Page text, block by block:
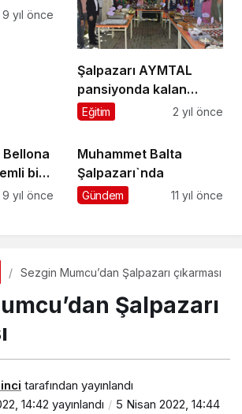
9 yıl önce
Şalpazarı AYMTAL
pansiyonda kalan
öğrenciler yararına
Eğitim 2 yıl önce
Bellona
bir
9 yıl önce
Muhammet Balta
Şalpazarı`nda
Gündem 11 yıl önce
Sezgin Mumcu’dan Şalpazarı çıkarması
Şalpazarı
tarafından yayınlandı
14:42 yayınlandı
5 Nisan 2022, 14:44